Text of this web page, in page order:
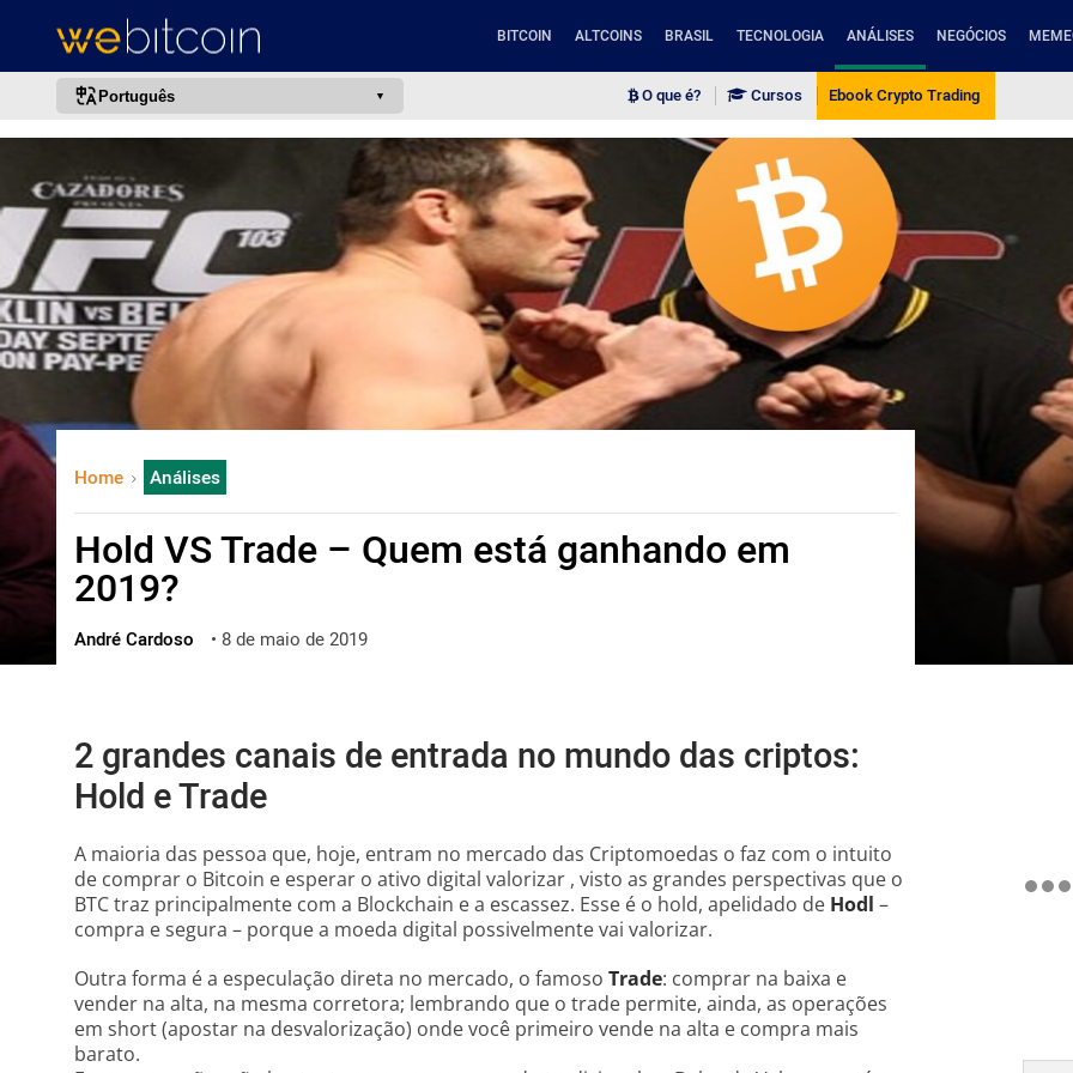
BITCOIN ALTCOINS BRASIL TECNOLOGIA ANÁLISES NEGÓCIOS
Português
english
español
français
italiano
deutsch
日本語
한국어
العربية
ไทย
ქართული
O que é? Cursos Ebook Crypto Trading
Home Análises
Hold VS Trade – Quem está ganhando em
2019?
André Cardoso • 8 de maio de 2019
2 grandes canais de entrada no mundo das criptos:
Hold e Trade
A maioria das pessoa que, hoje, entram no mercado das Criptomoedas o faz com o intuito
de comprar o Bitcoin e esperar o ativo digital valorizar , visto as grandes perspectivas que o
BTC traz principalmente com a Blockchain e a escassez. Esse é o hold, apelidado de Hodl –
compra e segura – porque a moeda digital possivelmente vai valorizar.
Outra forma é a especulação direta no mercado, o famoso Trade: comprar na baixa e
vender na alta, na mesma corretora; lembrando que o trade permite, ainda, as operações
em short (apostar na desvalorização) onde você primeiro vende na alta e compra mais
barato.